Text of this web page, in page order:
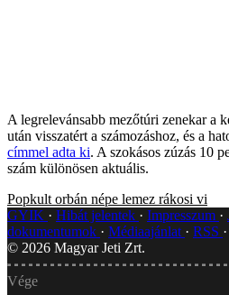
A legrelevánsabb mezőtúri zenekar a
után visszatért a számozáshoz, és a
címmel adta ki. A szokásos zúzás 10
szám különösen aktuális.
Popkult orbán népe lemez rákosi vi
GYIK
Hibát jelentek Impresszum
dokumentumok
Médiaajánlat RSS
© 2026 Magyar Jeti Zrt.
Vége